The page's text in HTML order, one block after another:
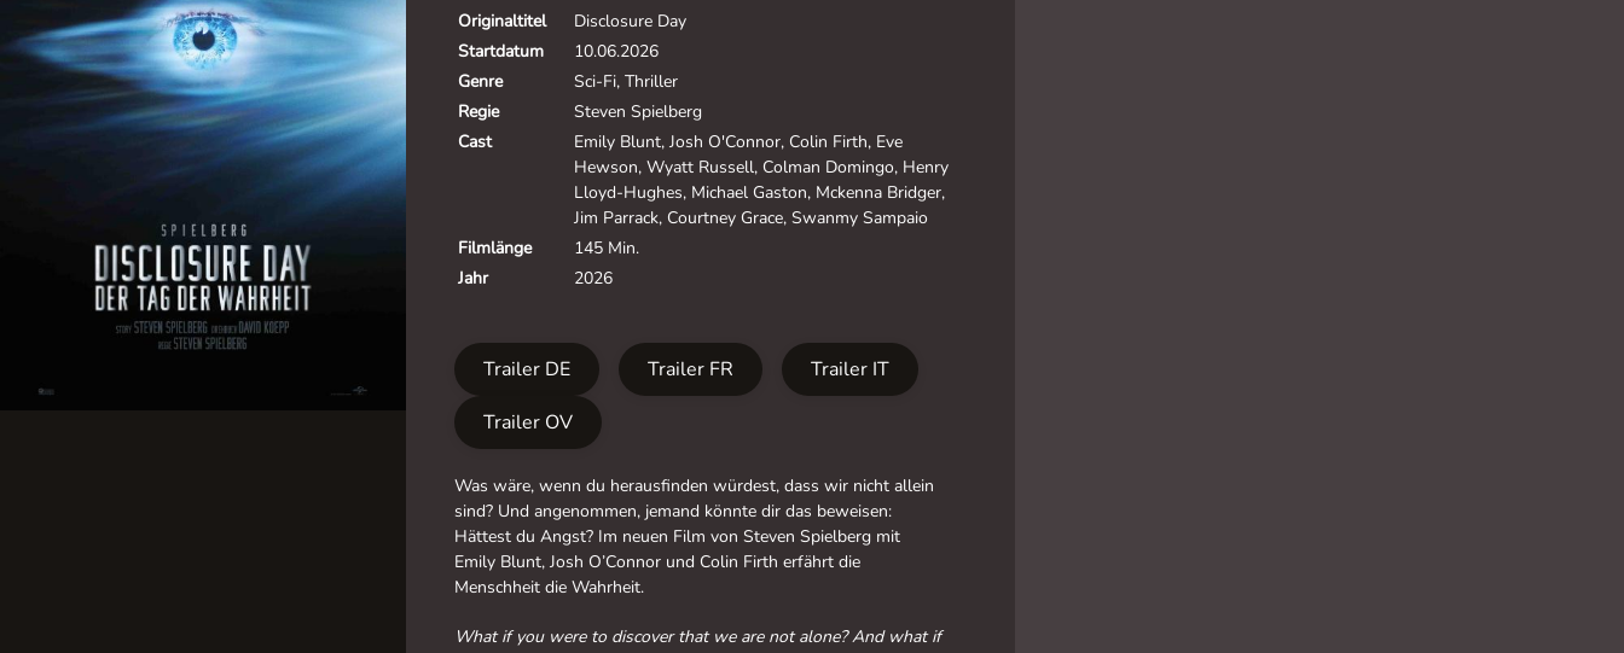
Originaltitel
Disclosure Day
Startdatum
10.06.2026
Genre
Sci-Fi, Thriller
Regie
Steven Spielberg
Cast
Emily Blunt, Josh O'Connor, Colin Firth, Eve
Hewson, Wyatt Russell, Colman Domingo, Henry
Lloyd-Hughes, Michael Gaston, Mckenna Bridger,
Jim Parrack, Courtney Grace, Swanmy Sampaio
Filmlänge
145 Min.
Jahr
2026
Trailer DE Trailer FR
Trailer IT
Trailer OV
Was wäre, wenn du herausfinden würdest, dass wir nicht allein
sind? Und angenommen, jemand könnte dir das beweisen:
Hättest du Angst? Im neuen Film von Steven Spielberg mit
Emily Blunt, Josh O’Connor und Colin Firth erfährt die
Menschheit die Wahrheit.
What if you were to discover that we are not alone? And what if